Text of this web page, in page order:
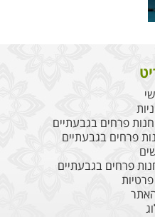
פרחים בגבעתיים
פרחים בגבעתיים
פרחים בגבעתיים
פרטיות